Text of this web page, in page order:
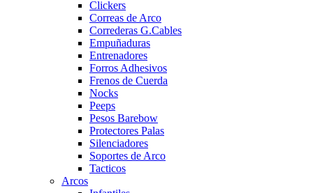
Clickers
Correas de Arco
Correderas G.Cables
Empuñaduras
Entrenadores
Forros Adhesivos
Frenos de Cuerda
Nocks
Peeps
Pesos Barebow
Protectores Palas
Silenciadores
Soportes de Arco
Tacticos
Arcos